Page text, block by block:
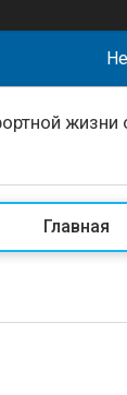
жизни
Главная